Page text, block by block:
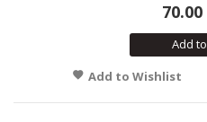
Add
Add to Wishlist